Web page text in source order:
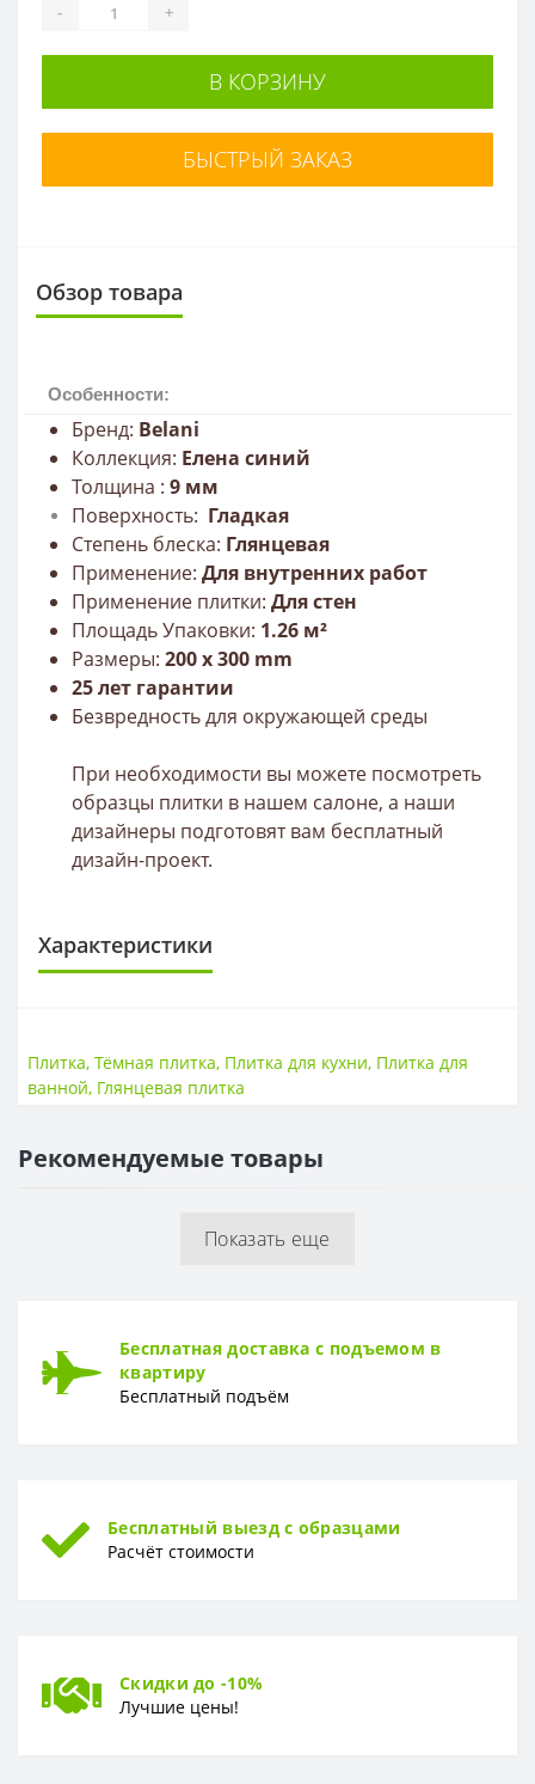
- +
В КОРЗИНУ
БЫСТРЫЙ ЗАКАЗ
Обзор товара
Особенности:
Бренд: Belani
Коллекция: Елена синий
Толщина : 9 мм
Поверхность: Гладкая
Степень блеска: Глянцевая
Применение: Для внутренних работ
Применение плитки: Для стен
Площадь Упаковки: 1.26 м²
Размеры: 200 х 300 mm
25 лет гарантии
Безвредность для окружающей среды
При необходимости вы можете посмотреть
образцы плитки в нашем салоне, а наши
дизайнеры подготовят вам бесплатный
дизайн-проект.
Характеристики
Размер
200*300
Тип
ПОВЕРХНОСТЬ
Плитка,Тёмная плитка, Плитка для кухни, Плитка для
ванной, Глянцевая плитка
Рекомендуемые товары
Показать еще
Бесплатная доставка с подъемом в
квартиру
Бесплатный подъём
Бесплатный выезд с образцами
Расчёт стоимости
Скидки до -10%
Лучшие цены!